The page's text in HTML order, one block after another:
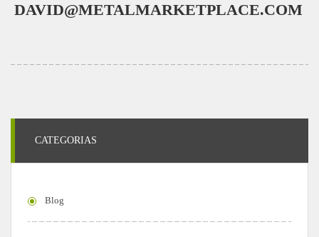
DAVID@METALMARKETPLACE.COM
CATEGORIAS
Blog